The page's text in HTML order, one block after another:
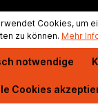
Cookies, um
zu können. Mehr
notwendige
Cookies